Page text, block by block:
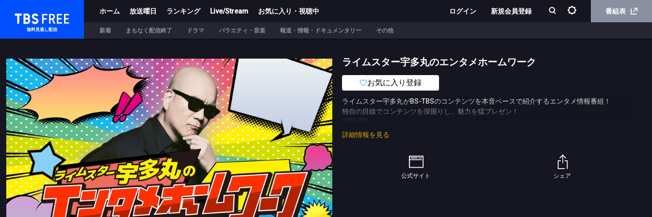
TBS FREE
無料見逃し配信
ホーム 放送曜日 ランキング Live/Stream お気に入り・視聴中 ログイン 新規会員登録 番組表
新着 まもなく配信終了 ドラマ バラエティ・音楽 報道・情報・ドキュメンタリー その他
ライムスター宇多丸のエンタメホームワーク
お気に入り登録
ライムスター宇多丸がBS-TBSのコンテンツを本音ベースで紹介するエンタメ情報番組！
独自の目線でコンテンツを深掘りし、魅力を猛プレゼン！
詳細情報を見る
公式サイト シェア